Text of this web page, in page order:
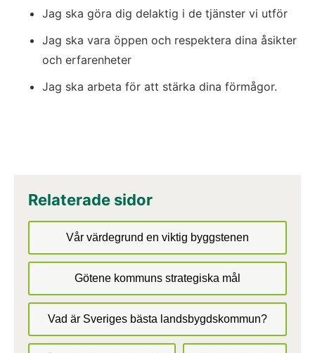
Jag ska göra dig delaktig i de tjänster vi utför
Jag ska vara öppen och respektera dina åsikter
och erfarenheter
Jag ska arbeta för att stärka dina förmågor.
Relaterade sidor
Vår värdegrund en viktig byggstenen
Götene kommuns strategiska mål
Vad är Sveriges bästa landsbygdskommun?